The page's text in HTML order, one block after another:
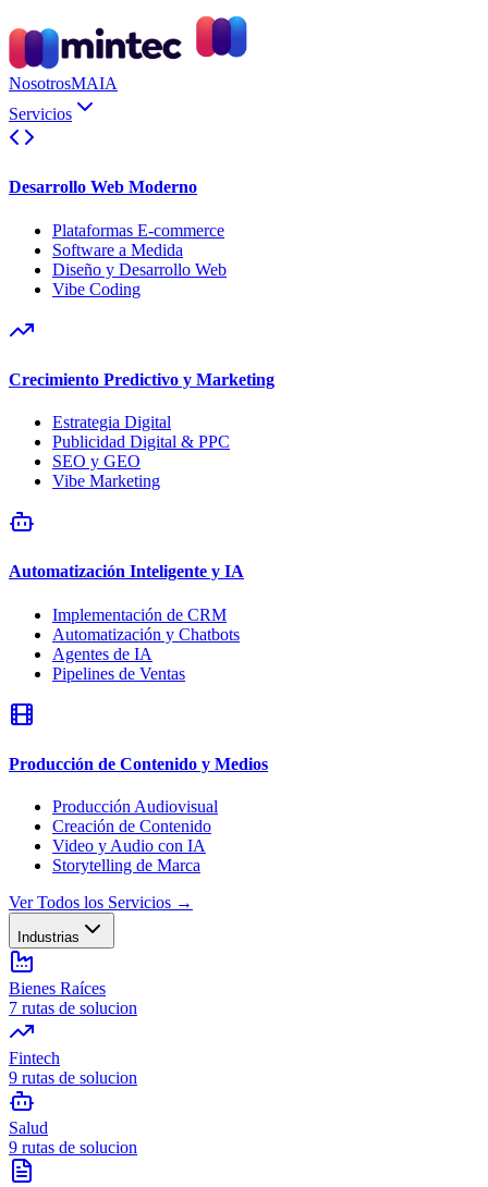
NosotrosMAIA
Servicios
Desarrollo Web Moderno
Plataformas E-commerce
Software a Medida
Diseño y Desarrollo Web
Vibe Coding
Crecimiento Predictivo y Marketing
Estrategia Digital
Publicidad Digital & PPC
SEO y GEO
Vibe Marketing
Automatización Inteligente y IA
Implementación de CRM
Automatización y Chatbots
Agentes de IA
Pipelines de Ventas
Producción de Contenido y Medios
Producción Audiovisual
Creación de Contenido
Video y Audio con IA
Storytelling de Marca
Ver Todos los Servicios →
Industrias
Bienes Raíces
7 rutas de solucion
Fintech
9 rutas de solucion
Salud
9 rutas de solucion